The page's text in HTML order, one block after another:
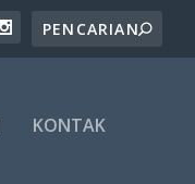
KONTAK